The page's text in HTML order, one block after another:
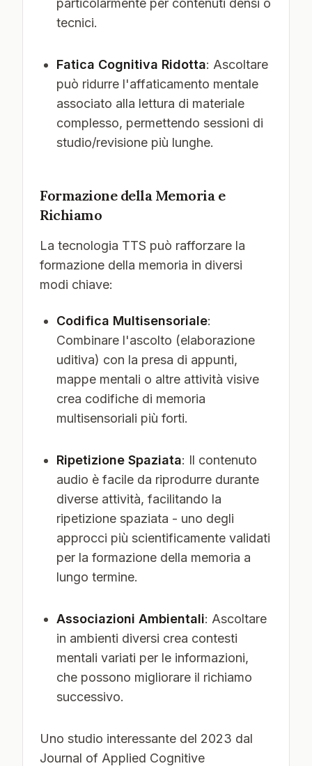
particolarmente per contenuti densi o
tecnici.
Fatica Cognitiva Ridotta: Ascoltare
può ridurre l'affaticamento mentale
associato alla lettura di materiale
complesso, permettendo sessioni di
studio/revisione più lunghe.
Formazione della Memoria e
Richiamo
La tecnologia TTS può rafforzare la
formazione della memoria in diversi
modi chiave:
Codifica Multisensoriale:
Combinare l'ascolto (elaborazione
uditiva) con la presa di appunti,
mappe mentali o altre attività visive
crea codifiche di memoria
multisensoriali più forti.
Ripetizione Spaziata: Il contenuto
audio è facile da riprodurre durante
diverse attività, facilitando la
ripetizione spaziata - uno degli
approcci più scientificamente validati
per la formazione della memoria a
lungo termine.
Associazioni Ambientali: Ascoltare
in ambienti diversi crea contesti
mentali variati per le informazioni,
che possono migliorare il richiamo
successivo.
Uno studio interessante del 2023 dal
Journal of Applied Cognitive